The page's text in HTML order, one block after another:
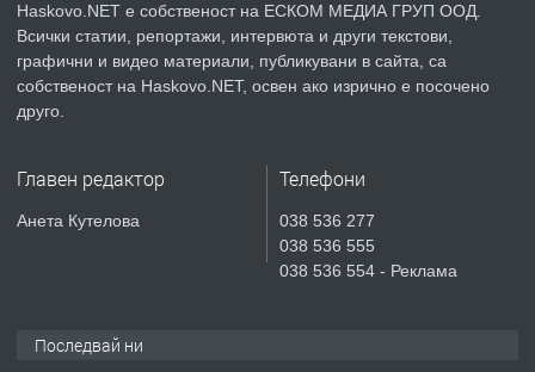
преди 4 дни
ПРЕДЛАГА
Продавам парцел в гр. Хасково кв.
СГЛОБЯВАНЕ НА МЕБЕЛИ.
Haskovo.NET е собственост на ЕСКОМ МЕДИА ГРУП ООД.
Всички статии, репортажи, интервюта и други текстови,
графични и видео материали, публикувани в сайта, са
собственост на Haskovo.NET, освен ако изрично е посочено
друго.
Главен редактор
Анета Кутелова
Телефони
038 536 277
038 536 555
038 536 554 - Реклама
Последвай ни